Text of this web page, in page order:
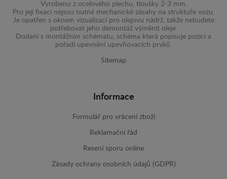
Vyrobeno z ocelového plechu, tloušky 2-3 mm.
Pro její fixaci nejsou nutné mechanické zásahy na struktuře vozu.
Je opatřen s oknem vizualizací pro olejovu nádrž, takže nebudete
potřebovat jeho demontáž výměnit oleje.
Dodaní s montážním schématu, schéma která popisuje pozici a
pořadí upevnění upevňovacích prvků.
Sitemap
Informace
Formulář pro vrácení zboží
Reklamační řád
Resení sporu online
Zásady ochrany osobních údajů (GDPR)